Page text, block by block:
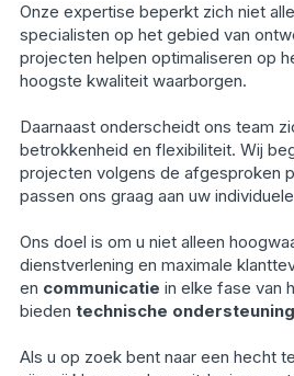
Onze expertise beperkt zich niet
specialisten op het gebied van
projecten helpen optimaliseren op
hoogste kwaliteit waarborgen.
Daarnaast onderscheidt ons team
betrokkenheid en flexibiliteit. Wij
projecten volgens de afgesproken
passen ons graag aan uw
Ons doel is om u niet alleen
dienstverlening en maximale
en communicatie in elke fase van
bieden technische ondersteuning
Als u op zoek bent naar een hecht